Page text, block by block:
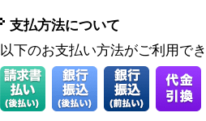
支払方法について
以下のお支払い方法がご利用で